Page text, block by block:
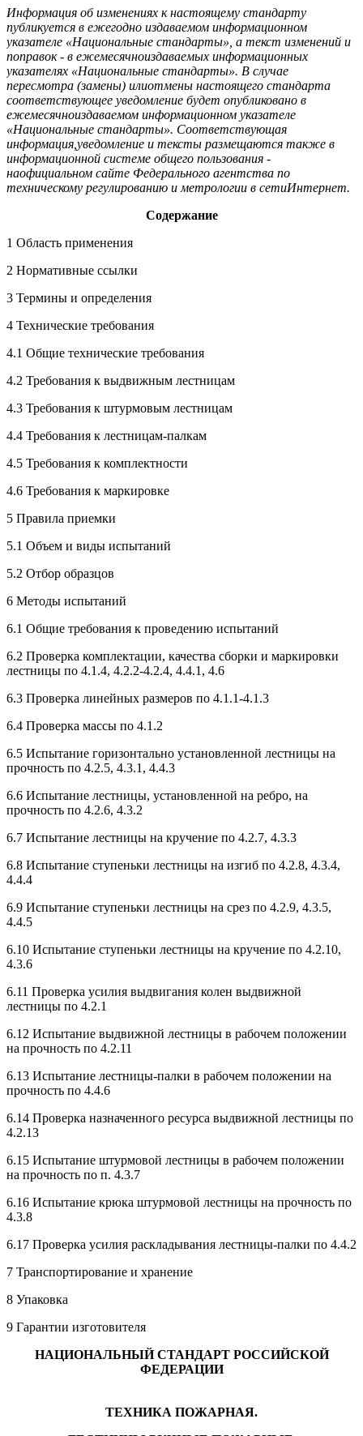
Информация об изменениях к настоящему стандарту
публикуется в ежегодно издаваемом информационном
указателе «Национальные стандарты», а текст изменений и
поправок - в ежемесячноиздаваемых информационных
указателях «Национальные стандарты». В случае
пересмотра (замены) илиотмены настоящего стандарта
соответствующее уведомление будет опубликовано в
ежемесячноиздаваемом информационном указателе
«Национальные стандарты». Соответствующая
информация,уведомление и тексты размещаются также в
информационной системе общего пользования -
наофициальном сайте Федерального агентства по
техническому регулированию и метрологии в сетиИнтернет.
Содержание
1 Область применения
2 Нормативные ссылки
3 Термины и определения
4 Технические требования
4.1 Общие технические требования
4.2 Требования к выдвижным лестницам
4.3 Требования к штурмовым лестницам
4.4 Требования к лестницам-палкам
4.5 Требования к комплектности
4.6 Требования к маркировке
5 Правила приемки
5.1 Объем и виды испытаний
5.2 Отбор образцов
6 Методы испытаний
6.1 Общие требования к проведению испытаний
6.2 Проверка комплектации, качества сборки и маркировки
лестницы по 4.1.4, 4.2.2-4.2.4, 4.4.1, 4.6
6.3 Проверка линейных размеров по 4.1.1-4.1.3
6.4 Проверка массы по 4.1.2
6.5 Испытание горизонтально установленной лестницы на
прочность по 4.2.5, 4.3.1, 4.4.3
6.6 Испытание лестницы, установленной на ребро, на
прочность по 4.2.6, 4.3.2
6.7 Испытание лестницы на кручение по 4.2.7, 4.3.3
6.8 Испытание ступеньки лестницы на изгиб по 4.2.8, 4.3.4,
4.4.4
6.9 Испытание ступеньки лестницы на срез по 4.2.9, 4.3.5,
4.4.5
6.10 Испытание ступеньки лестницы на кручение по 4.2.10,
4.3.6
6.11 Проверка усилия выдвигания колен выдвижной
лестницы по 4.2.1
6.12 Испытание выдвижной лестницы в рабочем положении
на прочность по 4.2.11
6.13 Испытание лестницы-палки в рабочем положении на
прочность по 4.4.6
6.14 Проверка назначенного ресурса выдвижной лестницы по
4.2.13
6.15 Испытание штурмовой лестницы в рабочем положении
на прочность по п. 4.3.7
6.16 Испытание крюка штурмовой лестницы на прочность по
4.3.8
6.17 Проверка усилия раскладывания лестницы-палки по 4.4.2
7 Транспортирование и хранение
8 Упаковка
9 Гарантии изготовителя
НАЦИОНАЛЬНЫЙ СТАНДАРТ РОССИЙСКОЙ
ФЕДЕРАЦИИ
ТЕХНИКА ПОЖАРНАЯ.